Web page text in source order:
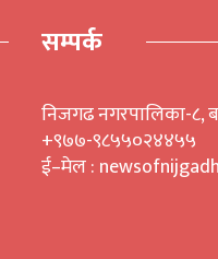
सम्पर्क
निजगढ नगरपालिका-८,
+९७७-९८५५०२४४५५
ई–मेल :